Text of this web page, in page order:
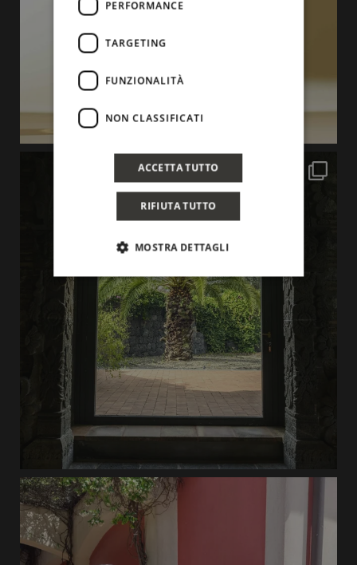
PERFORMANCE
TARGETING
FUNZIONALITÀ
NON CLASSIFICATI
ACCETTA TUTTO
RIFIUTA TUTTO
MOSTRA DETTAGLI